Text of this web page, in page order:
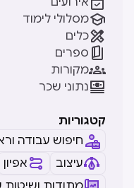
מסלולי לימוד
כלים
ספרים 
מקורות
נתוני שכר
קטגוריות
חיפוש עבודה
עיצוב
אפיון